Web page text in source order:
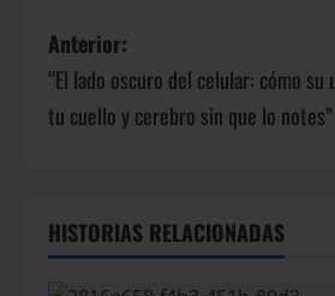
Anterior:
“El lado oscuro del celular: cómo
tu cuello y cerebro sin que lo notes”
HISTORIAS RELACIONADAS